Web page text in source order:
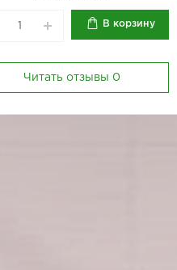
В корзину
Читать отзывы 0